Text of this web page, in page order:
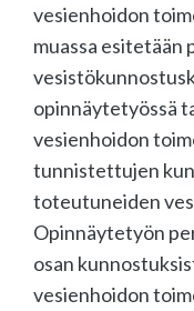
vesienhoidon
muassa esitetään
opinnäytetyössä
vesienhoidon
tunnistettujen
toteutuneiden
Opinnäytetyön
osan
vesienhoidon